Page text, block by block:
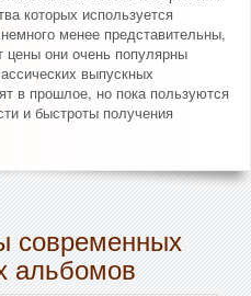
которых используется
менее представительны,
цены они очень популярны
выпускных
в прошлое, но пока пользуются
и быстроты получения
современных
альбомов